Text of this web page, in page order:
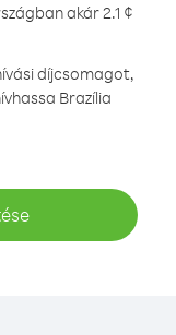
akár 2.1 ¢
díjcsomagot,
Brazília